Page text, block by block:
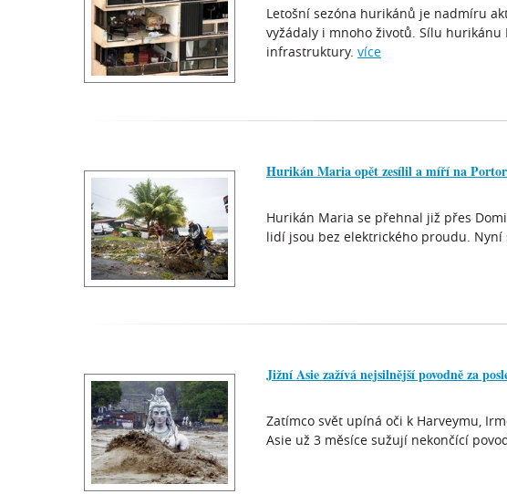
Letošní sezóna hurikánů je nadmíru
vyžádaly i mnoho životů. Sílu
infrastruktury. více
Hurikán Maria opět zesílil a míří na
Hurikán Maria se přehnal již přes
lidí jsou bez elektrického proudu. Nyní
Jižní Asie zažívá nejsilnější povodně za
Zatímco svět upíná oči k Harveymu,
Asie už 3 měsíce sužují nekončící